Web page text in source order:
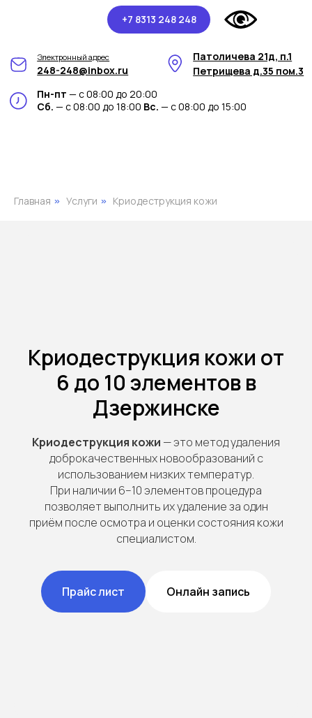
+7 8313 248 248
Пн-пт — с 08:00 до 20:00
Сб.— с 08:00 до 18:00Вс.— с 08:00 до 15:00
Главная » Услуги » Криодеструкция кожи
Криодеструкция кожи от
6 до 10 элементов в
Дзержинске
Криодеструкция кожи — это метод удаления
доброкачественных новообразований с
использованием низких температур.
При наличии 6–10 элементов процедура
позволяет выполнить их удаление за один
приём после осмотра и оценки состояния кожи
специалистом.
Прайс лист Онлайн запись